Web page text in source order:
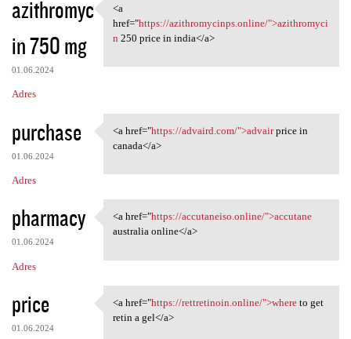
azithromyc
in 750 mg
01.06.2024
Adres
<a href="https:/
<a
href="https://azithromycinps.online/">azithromyci
n 250 price in india</a>
purchase
01.06.2024
Adres
<a href="https://advaird.com/
<a href="https://advaird.com/">advairprice in
canada</a>
pharmacy
01.06.2024
Adres
<a href="https://accutaneiso
<a href="https://accutaneiso.online/">accutane
australia online</a>
price
01.06.2024
<a href="https://rettretinoin
<a href="https://rettretinoin.online/">whereto get
retin a gel</a>